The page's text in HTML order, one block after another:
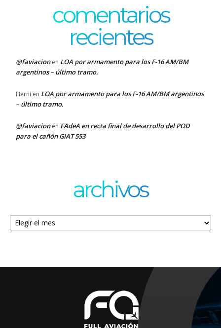
comentarios
recientes
@faviacionen LOA por armamento para los F-16 AM/BM
argentinos – último tramo.
Herni en LOA por armamento para los F-16 AM/BM argentinos
– último tramo.
@faviacionen FAdeA en recta final de desarrollo del POD
para el cañón GIAT 553
archivos
Archivos